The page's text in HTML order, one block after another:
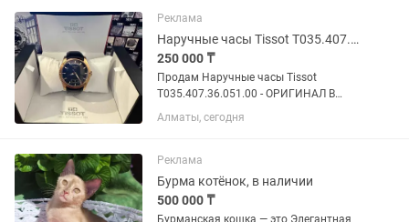
Цвет: жёлтое золото, глянцевый...
Реклама
Наручные часы Tissot T035.407.36.051.00
250 000 ₸
Продам Наручные часы Tissot
T035.407.36.051.00 - ОРИГИНАЛ В
отличном состоянии. Полная
комплектация. Коробка. Описание: •
автоподзаводом ETA Powermatic 80,
калибр C07.121, с...
Алматы, сегодня
Реклама
Бурма котёнок, в наличии
500 000 ₸
Бурманская кошка — это Элегантная